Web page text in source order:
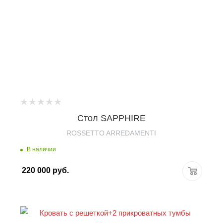
Стол SAPPHIRE
ROSSETTO ARREDAMENTI
В наличии
220 000 руб.